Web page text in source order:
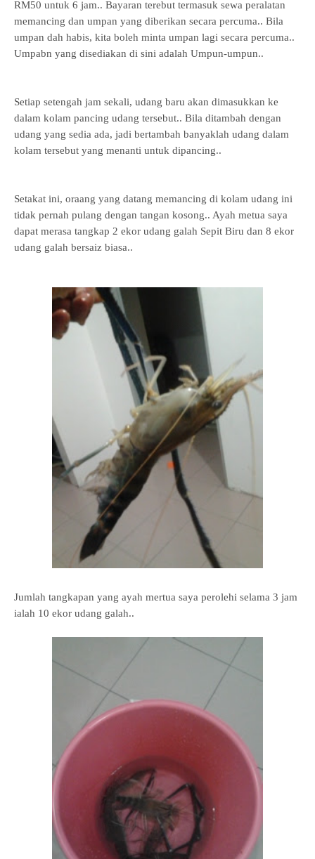
RM50 untuk 6 jam.. Bayaran terebut termasuk sewa peralatan
memancing dan umpan yang diberikan secara percuma.. Bila
umpan dah habis, kita boleh minta umpan lagi secara percuma..
Umpabn yang disediakan di sini adalah Umpun-umpun..
Setiap setengah jam sekali, udang baru akan dimasukkan ke
dalam kolam pancing udang tersebut.. Bila ditambah dengan
udang yang sedia ada, jadi bertambah banyaklah udang dalam
kolam tersebut yang menanti untuk dipancing..
Setakat ini, oraang yang datang memancing di kolam udang ini
tidak pernah pulang dengan tangan kosong.. Ayah metua saya
dapat merasa tangkap 2 ekor udang galah Sepit Biru dan 8 ekor
udang galah bersaiz biasa..
Jumlah tangkapan yang ayah mertua saya perolehi selama 3 jam
ialah 10 ekor udang galah..